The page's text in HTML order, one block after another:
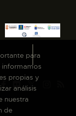
para
informamos
propias y
análisis
nuestra
de